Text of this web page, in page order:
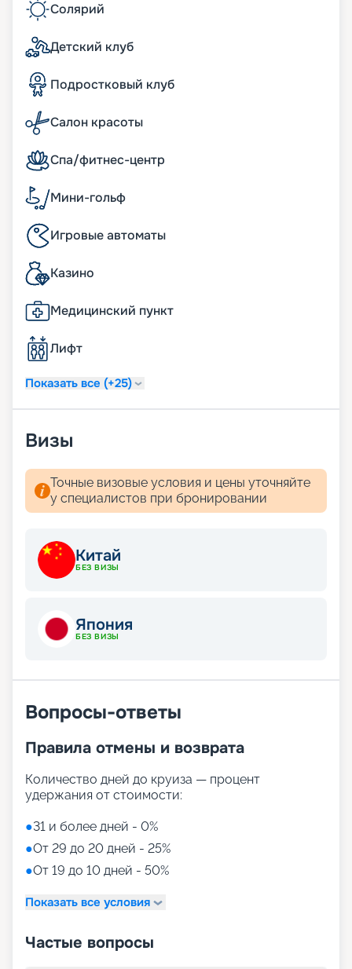
Солярий
Детский клуб
Подростковый клуб
Салон красоты
Спа/фитнес-центр
Мини-гольф
Игровые автоматы
Казино
Медицинский пункт
Лифт
Показать все (+25)
Визы
Точные визовые условия и цены уточняйте
у специалистов при бронировании
Китай
БЕЗ ВИЗЫ
Япония
БЕЗ ВИЗЫ
Вопросы-ответы
Правила отмены и возврата
Количество дней до круиза — процент
удержания от стоимости:
●31 и более дней - 0%
●От 29 до 20 дней - 25%
●От 19 до 10 дней - 50%
Показать все условия
Частые вопросы